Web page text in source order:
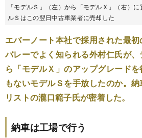
「モデルＳ」（左）から「モデルＸ」（右）
ルＳはこの翌日中古車業者に売却した
エバーノート本社で採用された最
バレーでよく知られる外村仁氏が
ら「モデルＸ」のアップグレード
もないモデルＳを手放したのか。
リストの瀧口範子氏が密着した。
納車は工場で行う